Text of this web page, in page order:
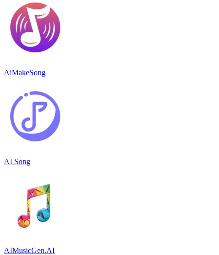
AiMakeSong
AI Song
AIMusicGen.AI